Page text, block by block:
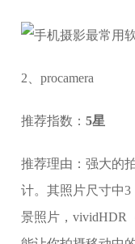
2、procamera
推荐指数：5星
推荐理由：强大的
计。其照片尺寸中
景照片，vividHDR